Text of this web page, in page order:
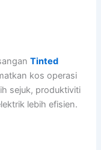
Tinted
kos operasi
sejuk, produktiviti
lebih efisien.